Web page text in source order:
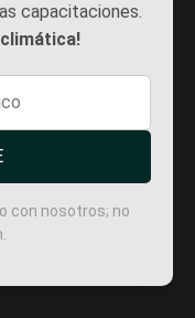
capacitaciones.
con nosotros; no